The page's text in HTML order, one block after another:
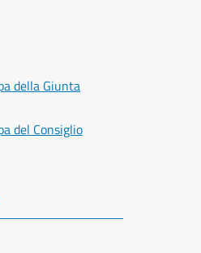
della Giunta
del Consiglio